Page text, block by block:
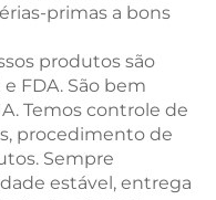
primas a bons
produtos são
FDA. São bem
Temos controle de
procedimento de
Sempre
estável, entrega